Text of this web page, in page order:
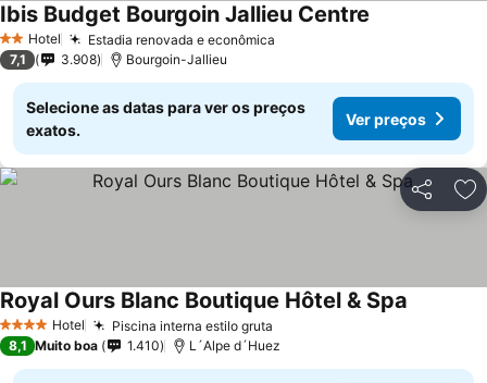
2 Estrelas
Hotel Estadia renovada e econômica
Ibis Budget Bourgoin Jallieu Centre
7,1 3.908 Bourgoin-Jallieu
Selecione as datas para ver os preços
exatos.
Ver preços
Partilhar
4 EstrelasHotel Piscina interna estilo gruta
Royal Ours Blanc Boutique Hôtel & Spa
8,1 Muito boa 1.410 L´Alpe d´Huez